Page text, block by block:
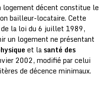
logement décent constitue le
bailleur-locataire. Cette
la loi du 6 juillet 1989,
un logement ne présentant
et la santé des
2002, modifié par celui
de décence minimaux.